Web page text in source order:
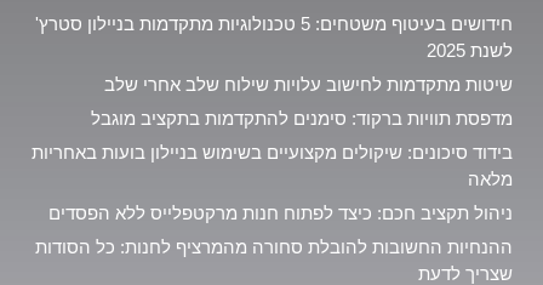
חידושים בעיטוף משטחים: 5 טכנולוגיות מתקדמות בניילון סטרץ'
לשנת 2025
שיטות מתקדמות לחישוב עלויות שילוח שלב אחרי שלב
מדפסת תוויות ברקוד: סימנים להתקדמות בתקציב מוגבל
בידוד סיכונים: שיקולים מקצועיים בשימוש בניילון בועות באחריות
מלאה
ניהול תקציב חכם: כיצד לפתוח חנות מרקטפלייס ללא הפסדים
ההנחיות החשובות להובלת סחורה מהמרציף לחנות: כל הסודות
שצריך לדעת